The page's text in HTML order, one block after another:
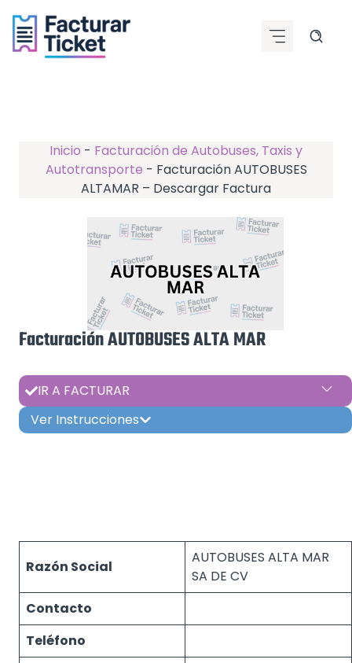
contenido
Inicio - Facturación de Autobuses, Taxis y
Autotransporte - Facturación AUTOBUSES
ALTAMAR – Descargar Factura
Facturación AUTOBUSES ALTA MAR
IR A FACTURAR
Ver Instrucciones
Razón Social
AUTOBUSES ALTA MAR
SA DE CV
Contacto
Teléfono